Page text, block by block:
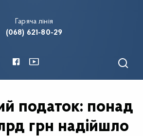
Гаряча лінія
(068) 621-80-29
податок: понад
грн надійшло